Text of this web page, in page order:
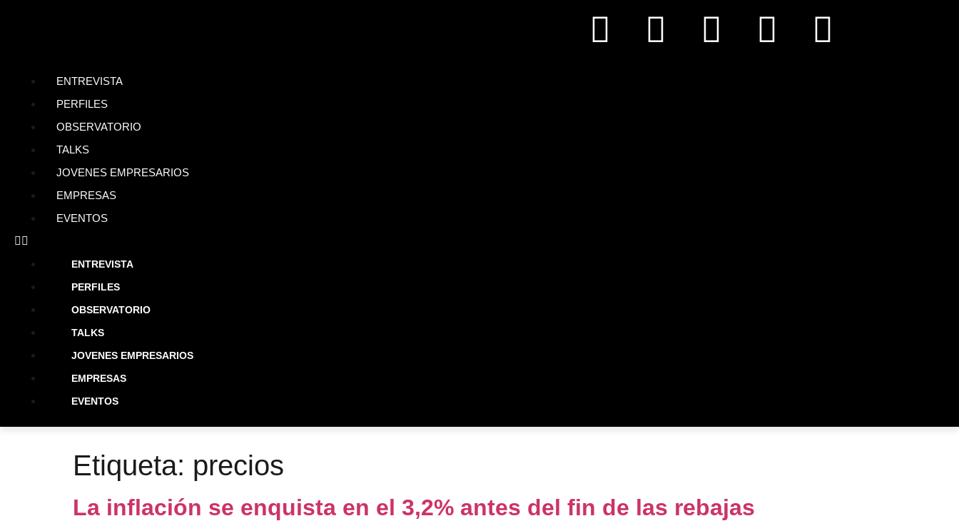
ENTREVISTA
PERFILES
OBSERVATORIO
TALKS
JOVENES EMPRESARIOS
EMPRESAS
EVENTOS
ENTREVISTA
PERFILES
OBSERVATORIO
TALKS
JOVENES EMPRESARIOS
EMPRESAS
EVENTOS
Etiqueta: precios
La inflación se enquista en el 3,2% antes del fin de las rebajas